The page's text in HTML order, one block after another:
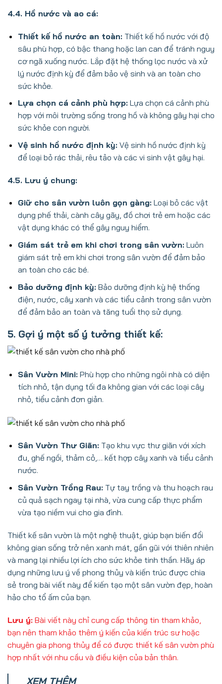
4.4. Hồ nước và ao cá:
Thiết kế hồ nước an toàn:Thiết kế hồ nước với độ
sâu phù hợp, có bậc thang hoặc lan can để tránh nguy
cơ ngã xuống nước. Lắp đặt hệ thống lọc nước và xử
lý nước định kỳ để đảm bảo vệ sinh và an toàn cho
sức khỏe.
Lựa chọn cá cảnh phù hợp:Lựa chọn cá cảnh phù
hợp với môi trường sống trong hồ và không gây hại cho
sức khỏe con người.
Vệ sinh hồ nước định kỳ:Vệ sinh hồ nước định kỳ
để loại bỏ rác thải, rêu tảo và các vi sinh vật gây hại.
4.5. Lưu ý chung:
Giữ cho sân vườn luôn gọn gàng:Loại bỏ các vật
dụng phế thải, cành cây gãy, đồ chơi trẻ em hoặc các
vật dụng khác có thể gây nguy hiểm.
Giám sát trẻ em khi chơi trong sân vườn:Luôn
giám sát trẻ em khi chơi trong sân vườn để đảm bảo
an toàn cho các bé.
Bảo dưỡng định kỳ:Bảo dưỡng định kỳ hệ thống
điện, nước, cây xanh và các tiểu cảnh trong sân vườn
để đảm bảo an toàn và tăng tuổi thọ sử dụng.
5. Gợi ý một số ý tưởng thiết kế:
Sân Vườn Mini:Phù hợp cho những ngôi nhà có diện
tích nhỏ, tận dụng tối đa không gian với các loại cây
nhỏ, tiểu cảnh đơn giản.
Sân Vườn Thư Giãn:Tạo khu vực thư giãn với xích
đu, ghế ngồi, thảm cỏ,… kết hợp cây xanh và tiểu cảnh
nước.
Sân Vườn Trồng Rau:Tự tay trồng và thu hoạch rau
củ quả sạch ngay tại nhà, vừa cung cấp thực phẩm
vừa tạo niềm vui cho gia đình.
Thiết kế sân vườn là một nghệ thuật, giúp bạn biến đổi
không gian sống trở nên xanh mát, gần gũi với thiên nhiên
và mang lại nhiều lợi ích cho sức khỏe tinh thần. Hãy áp
dụng những lưu ý về phong thủy và kiến trúc được chia
sẻ trong bài viết này để kiến tạo một sân vườn đẹp, hoàn
hảo cho tổ ấm của bạn.
Lưu ý: Bài viết này chỉ cung cấp thông tin tham khảo,
bạn nên tham khảo thêm ý kiến của kiến trúc sư hoặc
chuyên gia phong thủy để có được thiết kế sân vườn phù
hợp nhất với nhu cầu và điều kiện của bản thân.
XEM THÊM